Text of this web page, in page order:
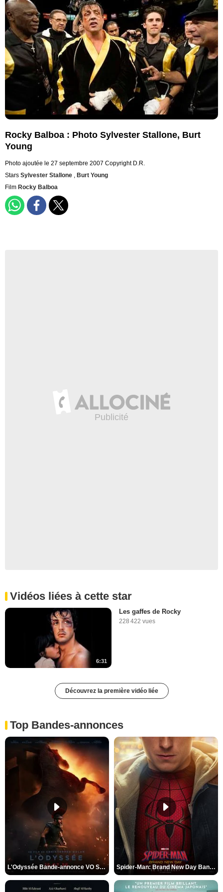
Rocky Balboa : Photo Sylvester Stallone, Burt
Young
Photo ajoutée le 27 septembre 2007 Copyright D.R.
Stars Sylvester Stallone , Burt Young
Film Rocky Balboa
Vidéos liées à cette star
6:31
Les gaffes de Rocky
228 422 vues
Découvrez la première vidéo liée
Top Bandes-annonces
L'Odyssée Bande-annonce VO STFR Spider-Man: Brand New Day Bande-annonce VO STFR